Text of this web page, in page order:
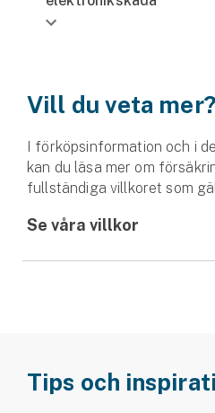
Vill du veta mer?
I förköpsinformation och i
kan du läsa mer om
fullständiga villkoret som
Se våra villkor
Tips och